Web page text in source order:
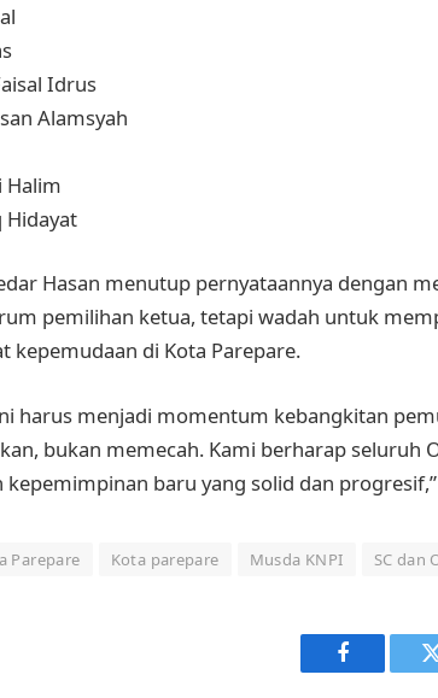
Idrus
Alamsyah
Halim
Hidayat
Hasan menutup pernyataannya dengan
pemilihan ketua, tetapi wadah untuk
kepemudaan di Kota Parepare.
harus menjadi momentum kebangkitan
bukan memecah. Kami berharap seluruh
kepemimpinan baru yang solid dan
Parepare Kota parepare Musda KNPI SC dan
Facebook